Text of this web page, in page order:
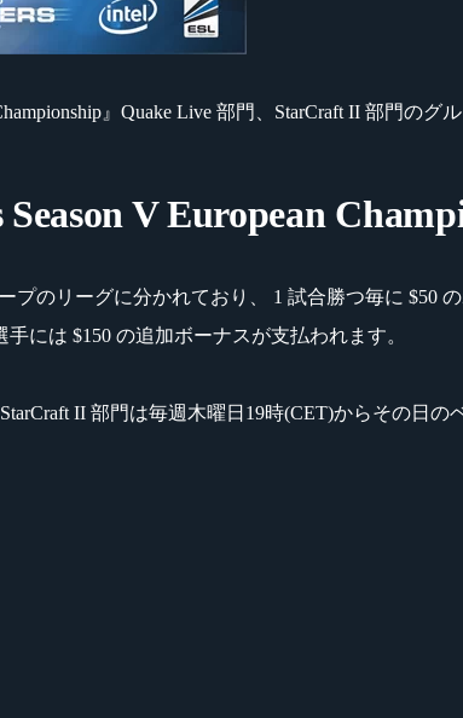
Championship』Quake Live 部門、StarCraft II 部門の
V European
プのリーグに分かれており、 1 試合勝つ毎に $50
には $150 の追加ボーナスが支払われます。
II 部門は毎週木曜日19時(CET)からその日